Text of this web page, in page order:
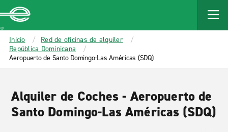
MAIN
CONTENT
Enterprise
Inicio
Red de oficinas de alquiler
República Dominicana
Aeropuerto de Santo Domingo-Las Américas (SDQ)
Alquiler de Coches - Aeropuerto de
Santo Domingo-Las Américas (SDQ)